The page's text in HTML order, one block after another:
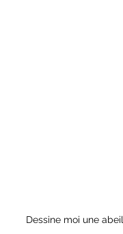
Dessine moi une